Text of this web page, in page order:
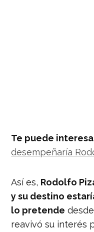
Te puede
desempeñaría
Así es, Rodolfo
y su destino
lo pretende
reavivó su interés